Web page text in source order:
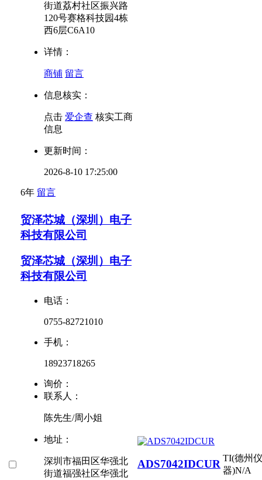
街道荔村社区振兴路
120号赛格科技园4栋
西6层C6A10
详情：
商铺 留言
信息核实：
点击 爱企查 核实工商
信息
更新时间：
2026-8-10 17:25:00
6年 留言
贸泽芯城（深圳）电子
科技有限公司
贸泽芯城（深圳）电子
科技有限公司
电话：
0755-82721010
手机：
18923718265
询价：
联系人：
陈先生/周小姐
地址：
深圳市福田区华强北
街道福强社区华强北
ADS7042IDCUR TI(德州仪
器)N/A